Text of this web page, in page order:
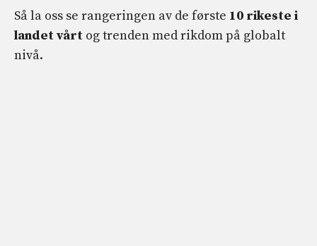
Så la oss se rangeringen av de første 10 rikeste i
landet vårt og trenden med rikdom på globalt
nivå.